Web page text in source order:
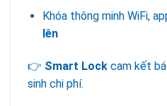
Khóa thông minh WiFi,
lên
👉 Smart Lock cam kết
sinh chi phí.